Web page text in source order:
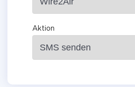
Aktion